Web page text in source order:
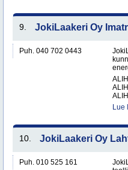
9. JokiLaakeri Oy
Puh. 040 702 0443
Lue
10. JokiLaakeri Oy
Puh. 010 525 161